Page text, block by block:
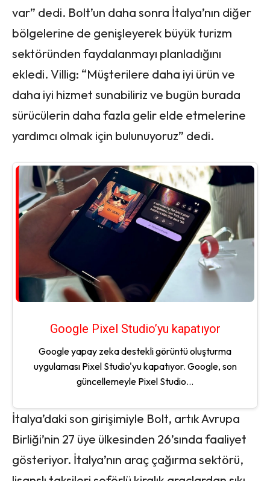
var” dedi. Bolt’un daha sonra İtalya’nın diğer
bölgelerine de genişleyerek büyük turizm
sektöründen faydalanmayı planladığını
ekledi. Villig: “Müşterilere daha iyi ürün ve
daha iyi hizmet sunabiliriz ve bugün burada
sürücülerin daha fazla gelir elde etmelerine
yardımcı olmak için bulunuyoruz” dedi.
Google Pixel Studio’yu kapatıyor
Google yapay zeka destekli görüntü oluşturma
uygulaması Pixel Studio'yu kapatıyor. Google, son
güncellemeyle Pixel Studio...
İtalya’daki son girişimiyle Bolt, artık Avrupa
Birliği’nin 27 üye ülkesinden 26’sında faaliyet
gösteriyor. İtalya’nın araç çağırma sektörü,